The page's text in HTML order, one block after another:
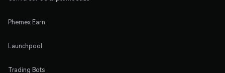
Phemex Earn
Launchpool
Trading Bots